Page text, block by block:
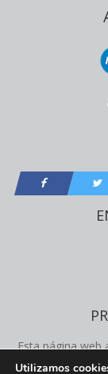
Esta página web
de Afiliados de
Utilizamos